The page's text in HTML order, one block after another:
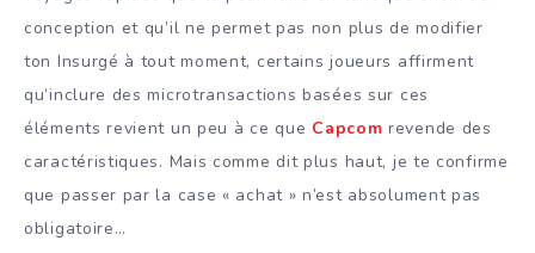
conception et qu’il ne permet pas non plus de modifier
ton Insurgé à tout moment, certains joueurs affirment
qu’inclure des microtransactions basées sur ces
éléments revient un peu à ce que Capcom revende des
caractéristiques. Mais comme dit plus haut, je te confirme
que passer par la case « achat » n’est absolument pas
obligatoire…